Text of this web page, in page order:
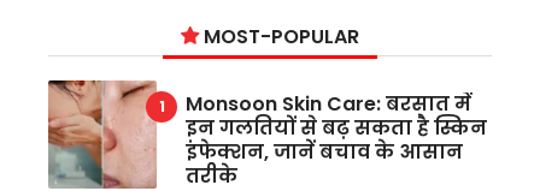
MOST-POPULAR
Monsoon Skin Care: बरसात में
इन गलतियों से बढ़ सकता है स्किन
इंफेक्शन, जानें बचाव के आसान
तरीके